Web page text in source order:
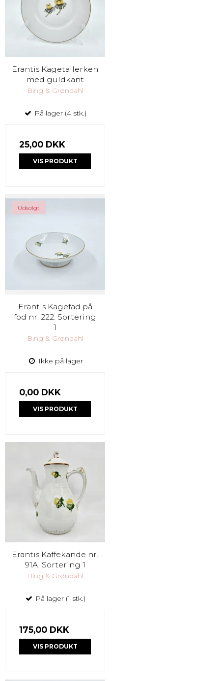
Erantis Kagetallerken
med guldkant
Bing & Grøndahl
På lager (4 stk.)
25,00 DKK
VIS PRODUKT
Udsolgt
Erantis Kagefad på
fod nr. 222. Sortering
1
Bing & Grøndahl
Ikke på lager
0,00 DKK
VIS PRODUKT
Erantis Kaffekande nr.
91A. Sortering 1
Bing & Grøndahl
På lager (1 stk.)
175,00 DKK
VIS PRODUKT